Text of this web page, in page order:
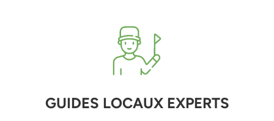
GUIDES LOCAUX EXPERTS